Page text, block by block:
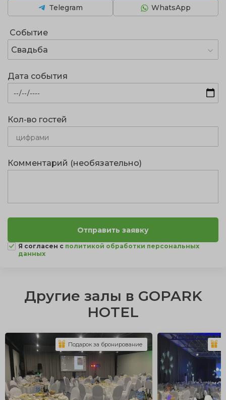
Событие
Свадьба
Дата события
Кол-во гостей
WhatsApp
Telegram
Комментарий (необязательно)
Я согласен с политикой обработки персональных
данных
Другие залы в GOPARK
HOTEL
Подарок за бронирование